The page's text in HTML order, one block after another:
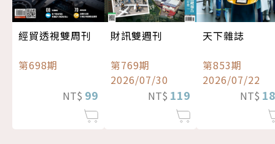
經貿透視雙周刊
第698期
NT$ 99
財訊雙週刊
第769期
2026/07/30
NT$ 119
天下雜誌
第853期
2026/07/22
NT$